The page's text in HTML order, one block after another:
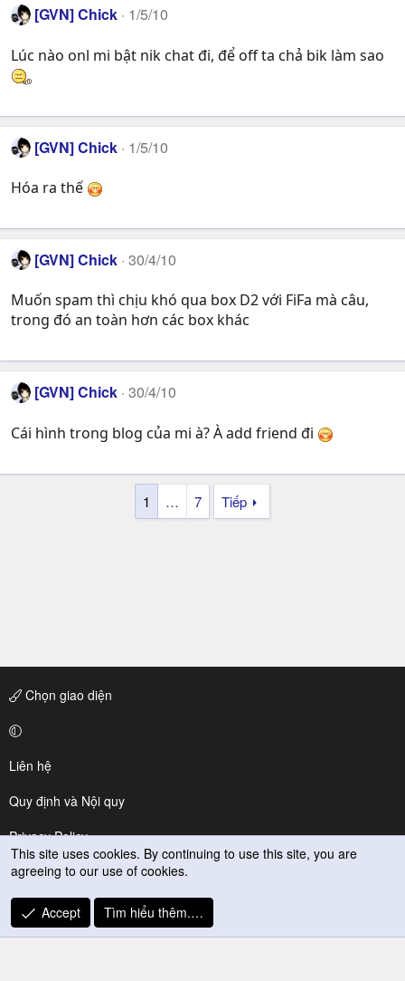
[GVN] Chick 1/5/10
Lúc nào onl mi bật nik chat đi, để off ta chả bik làm sao
[GVN] Chick 1/5/10
Hóa ra thế
[GVN] Chick 30/4/10
Muốn spam thì chịu khó qua box D2 với FiFa mà câu,
trong đó an toàn hơn các box khác
[GVN] Chick 30/4/10
Cái hình trong blog của mi à? À add friend đi
1 … 7 Tiếp
Chọn giao diện
Liên hệ
Quy định và Nội quy
Privacy Policy
Trợ giúp
R
S
This site uses cookies. By continuing to use this site, you are
agreeing to our use of cookies.
Accept Tìm hiểu thêm.…